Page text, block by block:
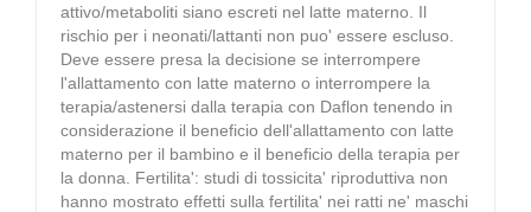
attivo/metaboliti siano escreti nel latte materno. Il
rischio per i neonati/lattanti non puo' essere escluso.
Deve essere presa la decisione se interrompere
l'allattamento con latte materno o interrompere la
terapia/astenersi dalla terapia con Daflon tenendo in
considerazione il beneficio dell'allattamento con latte
materno per il bambino e il beneficio della terapia per
la donna. Fertilita': studi di tossicita' riproduttiva non
hanno mostrato effetti sulla fertilita' nei ratti ne' maschi